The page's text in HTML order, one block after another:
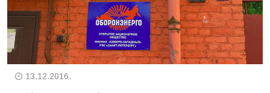
13.12.2016.